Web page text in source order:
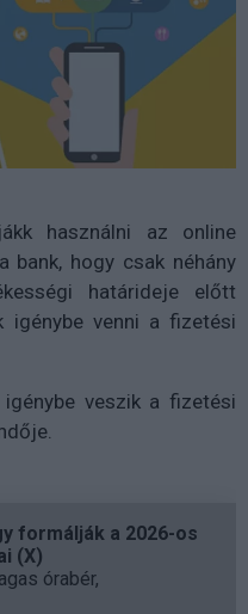
használni az online
bank, hogy csak néhány
határideje előtt
igénybe venni a fizetési
veszik a fizetési
formálják a 2026-os
(X)
órabér,